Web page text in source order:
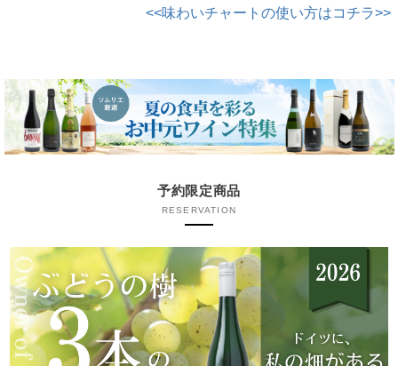
<<味わいチャートの使い方はコチラ>>
予約限定商品
RESERVATION